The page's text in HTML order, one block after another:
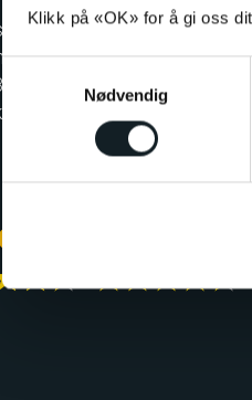
Klikk på «OK» for å gi oss
a
m
k
v
Nødvendig
forhandler av personlige
Norge AS, E­-Wheels
Siden 2014 har over 350.000
til